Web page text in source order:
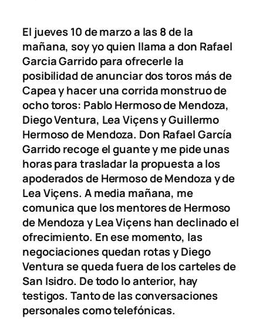
El jueves 10 de marzo a las 8 de la
mañana, soy yo quien llama a don Rafael
Garcia Garrido para ofrecerle la
posibilidad de anunciar dos toros más de
Capea y hacer una corrida monstruo de
ocho toros: Pablo Hermoso de Mendoza,
Diego Ventura, Lea Viçens y Guillermo
Hermoso de Mendoza. Don Rafael García
Garrido recoge el guante y me pide unas
horas para trasladar la propuesta a los
apoderados de Hermoso de Mendoza y de
Lea Viçens. A media mañana, me
comunica que los mentores de Hermoso
de Mendoza y Lea Viçens han declinado el
ofrecimiento. En ese momento, las
negociaciones quedan rotas y Diego
Ventura se queda fuera de los carteles de
San Isidro. De todo lo anterior, hay
testigos. Tanto de las conversaciones
personales como telefónicas.